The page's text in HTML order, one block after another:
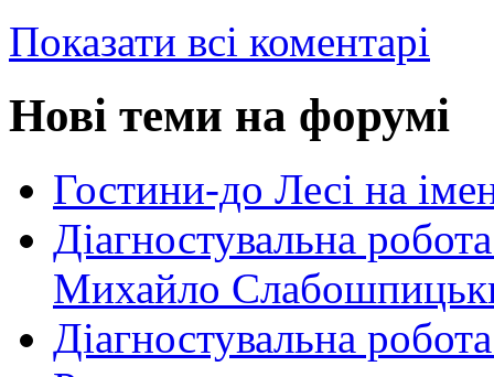
Показати всі коментарі
Нові теми на форумі
Гостини-до Лесі на
Діагностувальна
Михайло
Діагностувальна